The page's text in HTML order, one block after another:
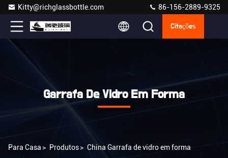
Kitty@richglassbottle.com 86-156-2889-9325
Citações
Garrafa De Vidro Em Forma
Para Casa > Produtos> China Garrafa de vidro em forma